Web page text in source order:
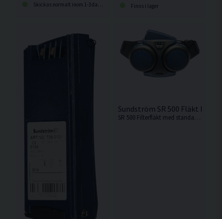
Skickas normalt inom 1-3 dagar Finns i lager
Sundström SR 500 Fläkt Inkl
SR 500 Filterfläkt med standardbatteri.